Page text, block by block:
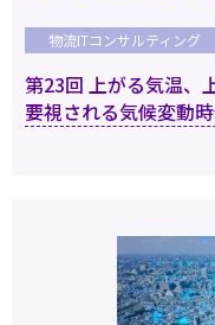
物流ITコンサルティング
第23回 上がる気温、
要視される気候変動